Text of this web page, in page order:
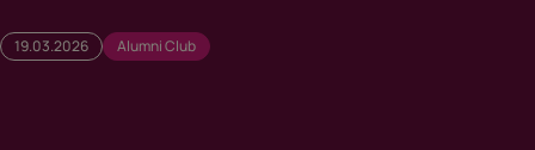
19.03.2026 Alumni Club